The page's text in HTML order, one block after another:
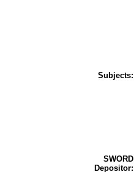
Subjects:
SWORD
Depositor: